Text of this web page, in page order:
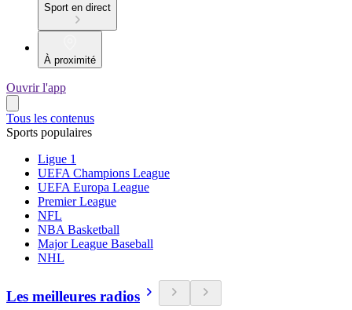
Sport en direct
À proximité
Ouvrir l'app
Tous les contenus
Sports populaires
Ligue 1
UEFA Champions League
UEFA Europa League
Premier League
NFL
NBA Basketball
Major League Baseball
NHL
Les meilleures radios